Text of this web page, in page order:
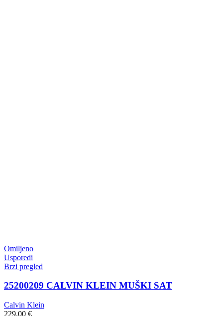
Omiljeno
Usporedi
Brzi pregled
25200209 CALVIN KLEIN MUŠKI SAT
Calvin Klein
229,00 €